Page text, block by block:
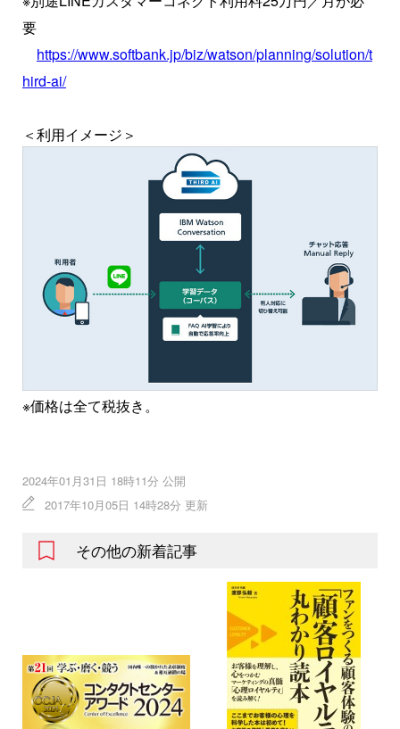
要
https://www.softbank.jp/biz/watson/planning/solution/t
hird-ai/
＜利用イメージ＞
※価格は全て税抜き。
2024年01月31日 18時11分 公開
2017年10月05日 14時28分 更新
その他の新着記事